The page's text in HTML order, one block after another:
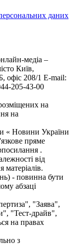
даних
медіа –
Київ,
208/1 E-mail:
205-43-00
на
на
« Новини України
пряме
.
від
матеріалів.
- повинна бути
абзаці
"Заява",
"Тест-драйв",
на правах
з